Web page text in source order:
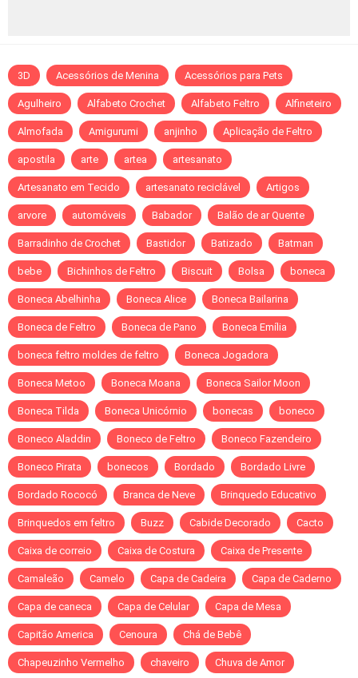
3D Acessórios de Menina Acessórios para Pets
Agulheiro Alfabeto Crochet Alfabeto Feltro Alfineteiro
Almofada Amigurumi anjinho Aplicação de Feltro
apostila arte artea artesanato
Artesanato em Tecido artesanato reciclável Artigos
arvore automóveis Babador Balão de ar Quente
Barradinho de Crochet Bastidor Batizado Batman
bebe Bichinhos de Feltro Biscuit Bolsa boneca
Boneca Abelhinha Boneca Alice Boneca Bailarina
Boneca de Feltro Boneca de Pano Boneca Emília
boneca feltro moldes de feltro Boneca Jogadora
Boneca Metoo Boneca Moana Boneca Sailor Moon
Boneca Tilda Boneca Unicórnio bonecas boneco
Boneco Aladdin Boneco de Feltro Boneco Fazendeiro
Boneco Pirata bonecos Bordado Bordado Livre
Bordado Rococó Branca de Neve Brinquedo Educativo
Brinquedos em feltro Buzz Cabide Decorado Cacto
Caixa de correio Caixa de Costura Caixa de Presente
Camaleão Camelo Capa de Cadeira Capa de Caderno
Capa de caneca Capa de Celular Capa de Mesa
Capitão America Cenoura Chá de Bebê
Chapeuzinho Vermelho chaveiro Chuva de Amor